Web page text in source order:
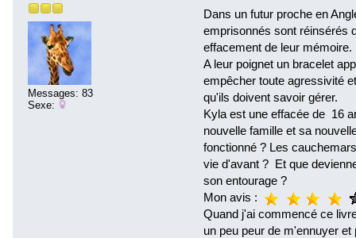
Messages: 83
Sexe:
Dans un futur proche en
emprisonnés sont réinsérés
effacement de leur mémoire.
A leur poignet un bracelet
empêcher toute agressivité
qu'ils doivent savoir gérer.
Kyla est une effacée de 16
nouvelle famille et sa
fonctionné ? Les
vie d'avant ? Et que
son entourage ?
Mon avis :
Quand j'ai commencé ce
un peu peur de m'ennuyer